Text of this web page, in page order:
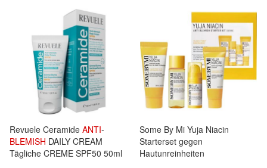
Revuele Ceramide ANTI-
BLEMISH DAILY CREAM
Tägliche CREME SPF50 50ml
Some By Mi Yuja Niacin
Starterset gegen
Hautunreinheiten